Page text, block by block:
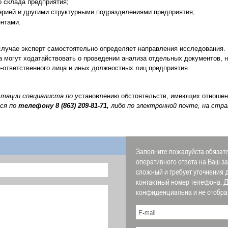
склада предприятия;
и другими структурными подразделениями предприятия;
эксперт самостоятельно определяет направления
могут ходатайствовать о проведении анализа отдельных документов,
ответственного лица и иных должностных лиц предприятия.
специалиста по установлению обстоятельств, имеющих
по телефону 8 (863) 209-81-71, либо по электронной почте, на
Заполните пожалуйста
оперативного ответа на Ваш
сложный и требует уточнения
контактный номер
конфиденциальна и не